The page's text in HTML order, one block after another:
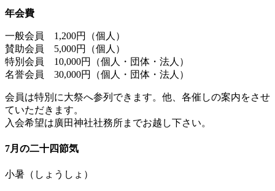
年会費
一般会員 1,200円（個人）
賛助会員 5,000円（個人）
特別会員 10,000円（個人・団体・法人）
名誉会員 30,000円（個人・団体・法人）
会員は特別に大祭へ参列できます。他、各催しの案内をさせ
ていただきます。
入会希望は廣田神社社務所までお越し下さい。
7月の二十四節気
小暑（しょうしょ）